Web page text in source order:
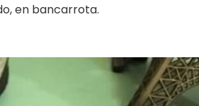
en bancarrota.